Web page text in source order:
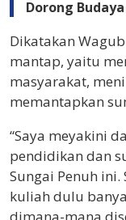
Dorong
Dikatakan
mantap, yaitu
masyarakat,
memantapkan
“Saya meyakini
pendidikan dan
Sungai Penuh
kuliah dulu